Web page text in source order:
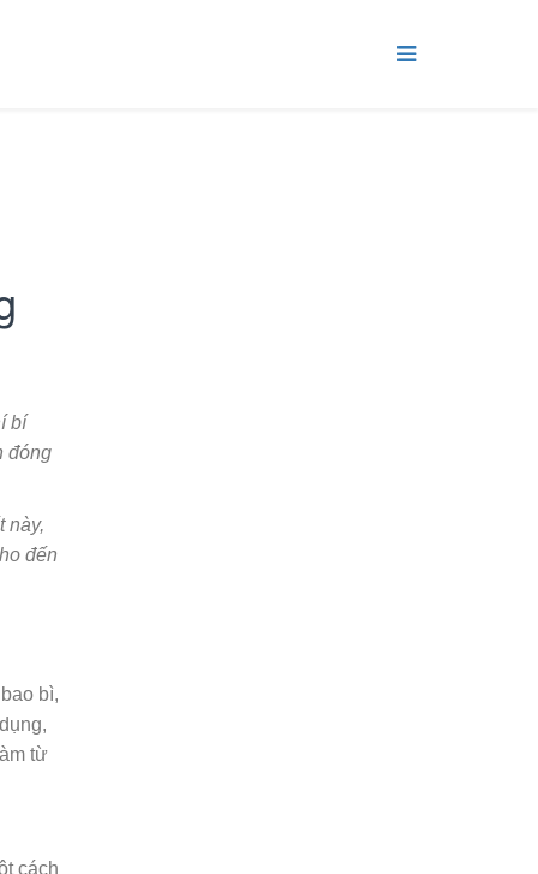
bí
đóng
này,
đến
bì,
từ
cách